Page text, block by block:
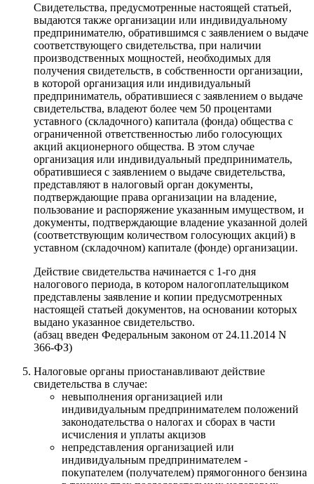
Свидетельства, предусмотренные настоящей статьей,
выдаются также организации или индивидуальному
предпринимателю, обратившимся с заявлением о выдаче
соответствующего свидетельства, при наличии
производственных мощностей, необходимых для
получения свидетельств, в собственности организации,
в которой организация или индивидуальный
предприниматель, обратившиеся с заявлением о выдаче
свидетельства, владеют более чем 50 процентами
уставного (складочного) капитала (фонда) общества с
ограниченной ответственностью либо голосующих
акций акционерного общества. В этом случае
организация или индивидуальный предприниматель,
обратившиеся с заявлением о выдаче свидетельства,
представляют в налоговый орган документы,
подтверждающие права организации на владение,
пользование и распоряжение указанным имуществом, и
документы, подтверждающие владение указанной долей
(соответствующим количеством голосующих акций) в
уставном (складочном) капитале (фонде) организации.
Действие свидетельства начинается с 1-го дня
налогового периода, в котором налогоплательщиком
представлены заявление и копии предусмотренных
настоящей статьей документов, на основании которых
выдано указанное свидетельство.
(абзац введен Федеральным законом от 24.11.2014 N
366-ФЗ)
Налоговые органы приостанавливают действие
свидетельства в случае:
невыполнения организацией или
индивидуальным предпринимателем положений
законодательства о налогах и сборах в части
исчисления и уплаты акцизов
непредставления организацией или
индивидуальным предпринимателем -
покупателем (получателем) прямогонного бензина